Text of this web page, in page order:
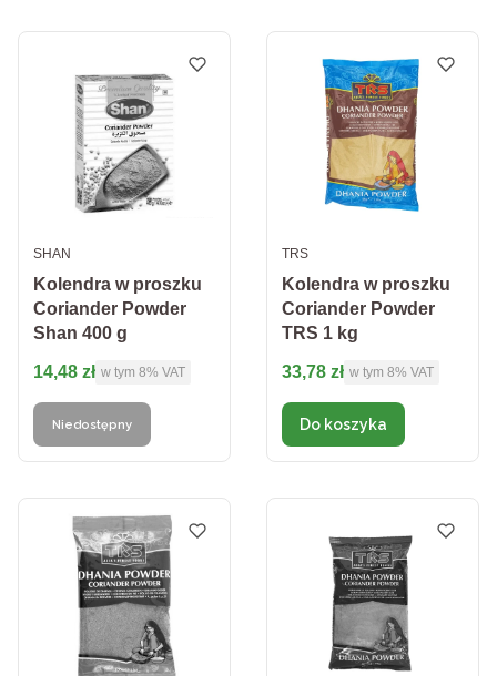
Kolendra w proszku
Coriander Powder
Shan 400 g
PRODUCENT
SHAN
Cena brutto
14,48 zł w tym %s VAT
w tym 8% VAT
Niedostępny
Kolendra w proszku
Coriander Powder
TRS 1 kg
PRODUCENT
TRS
Cena brutto
33,78 zł w tym %s VAT
w tym 8% VAT
Do koszyka